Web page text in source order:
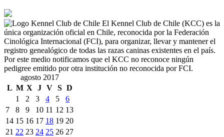
El Kennel Club de Chile (KCC) es la
única organización oficial en Chile, reconocida por la Federación
Cinológica Internacional (FCI), para organizar, llevar y mantener el
registro genealógico de todas las razas caninas existentes en el país.
Por este medio notificamos que el KCC no reconoce ningún
pedigree emitido por otra institución no reconocida por FCI.
agosto 2017
L M X J V S D
1
2 3 4 5
6
7
8 9 10 11 12 13
14 15 16 17 18 19 20
21 22 23 24 25 26 27